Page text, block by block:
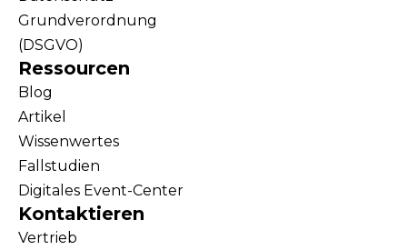
Grundverordnung
(DSGVO)
Ressourcen
Blog
Artikel
Wissenwertes
Fallstudien
Digitales Event-Center
Kontaktieren
Vertrieb